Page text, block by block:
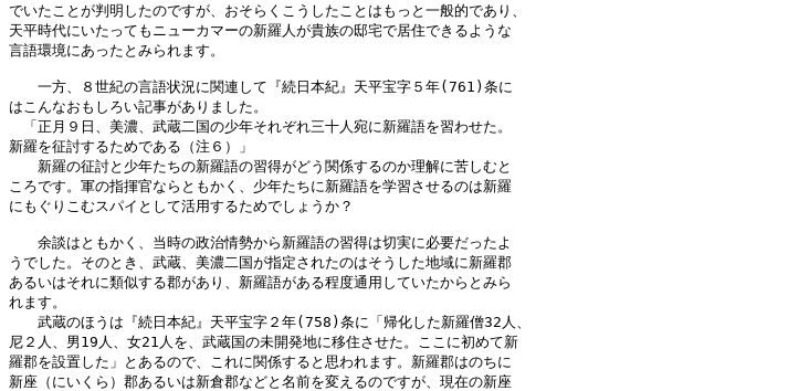
でいたことが判明したのですが、おそらくこうしたことはもっと一般的であり、
天平時代にいたってもニューカマーの新羅人が貴族の邸宅で居住できるような
言語環境にあったとみられます。
一方、８世紀の言語状況に関連して『続日本紀』天平宝字５年(761)条に
はこんなおもしろい記事がありました。
「正月９日、美濃、武蔵二国の少年それぞれ三十人宛に新羅語を習わせた。
新羅を征討するためである（注６）」
新羅の征討と少年たちの新羅語の習得がどう関係するのか理解に苦しむと
ころです。軍の指揮官ならともかく、少年たちに新羅語を学習させるのは新羅
にもぐりこむスパイとして活用するためでしょうか？
余談はともかく、当時の政治情勢から新羅語の習得は切実に必要だったよ
うでした。そのとき、武蔵、美濃二国が指定されたのはそうした地域に新羅郡
あるいはそれに類似する郡があり、新羅語がある程度通用していたからとみら
れます。
武蔵のほうは『続日本紀』天平宝字２年(758)条に「帰化した新羅僧32人、
尼２人、男19人、女21人を、武蔵国の未開発地に移住させた。ここに初めて新
羅郡を設置した」とあるので、これに関係すると思われます。新羅郡はのちに
新座（にいくら）郡あるいは新倉郡などと名前を変えるのですが、現在の新座